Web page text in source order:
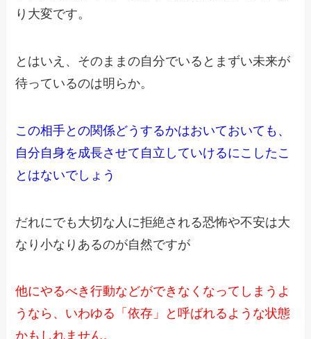
り大変です。
とはいえ、そのままの自分でいるとまずい未来が
待っているのは明らか。
この相手との関係どうするかはおいておいても、
自分自身を成長させて自立していけるにこしたこ
とはないでしょう
だれにでも大切な人に拒絶される恐怖や不安は大
なり小なりあるのが自然ですが
他にやるべき行動などができなくなってしまうよ
うなら、 いわゆる「依存」と呼ばれるような状態
かもしれません。